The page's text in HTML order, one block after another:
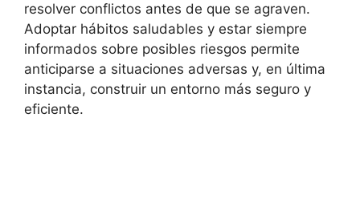
resolver conflictos antes de que se agraven.
Adoptar hábitos saludables y estar siempre
informados sobre posibles riesgos permite
anticiparse a situaciones adversas y, en última
instancia, construir un entorno más seguro y
eficiente.